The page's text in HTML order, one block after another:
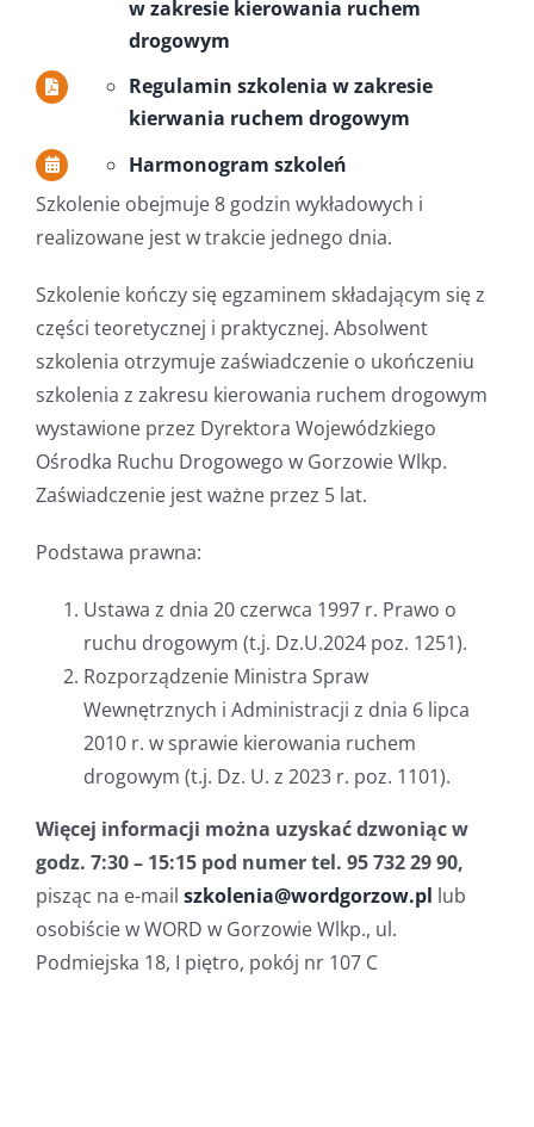
w zakresie kierowania ruchem
drogowym
Regulamin szkolenia w zakresie
kierwania ruchem drogowym
Harmonogram szkoleń
Szkolenie obejmuje 8 godzin wykładowych i
realizowane jest w trakcie jednego dnia.
Szkolenie kończy się egzaminem składającym się z
części teoretycznej i praktycznej. Absolwent
szkolenia otrzymuje zaświadczenie o ukończeniu
szkolenia z zakresu kierowania ruchem drogowym
wystawione przez Dyrektora Wojewódzkiego
Ośrodka Ruchu Drogowego w Gorzowie Wlkp.
Zaświadczenie jest ważne przez 5 lat.
Podstawa prawna:
Ustawa z dnia 20 czerwca 1997 r. Prawo o
ruchu drogowym (t.j. Dz.U.2024 poz. 1251).
Rozporządzenie Ministra Spraw
Wewnętrznych i Administracji z dnia 6 lipca
2010 r. w sprawie kierowania ruchem
drogowym (t.j. Dz. U. z 2023 r. poz. 1101).
Więcej informacji można uzyskać dzwoniąc w
godz. 7:30 – 15:15 pod numer tel. 95 732 29 90,
pisząc na e-mail szkolenia@wordgorzow.pl lub
osobiście w WORD w Gorzowie Wlkp., ul.
Podmiejska 18, I piętro, pokój nr 107 C